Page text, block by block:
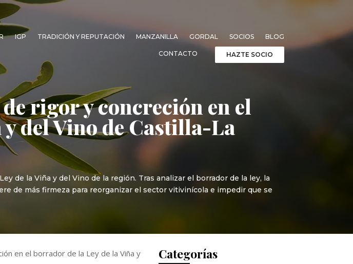
IGP TRADICIÓN Y REPUTACIÓN MANZANILLA GORDAL SOCIOS BLOG
CONTACTO HAZTE SOCIO
rigor y concreción en el
del Vino de Castilla-La
de la Viña y del Vino de la región. Tras analizar el borrador de la ley, la
de más firmeza para reorganizar el sector vitivinícola e impedir que se
en el borrador de la Ley de la Viña y
Categorías